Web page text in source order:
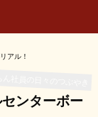
アル！
ンターボー